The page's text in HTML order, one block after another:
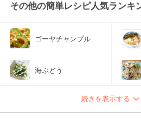
その他の簡単レシピ人気ランキ
ゴーヤチャンプル
海ぶどう
続きを表示する